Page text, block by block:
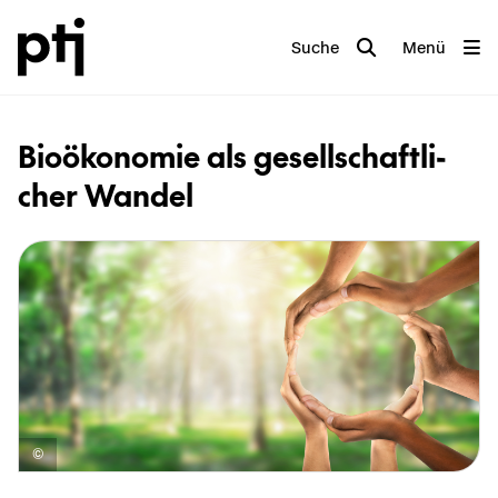
Suche Menü
Bio­öko­no­mie als ge­sell­schaft­li­
cher Wan­del